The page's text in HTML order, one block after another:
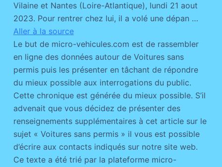
Vilaine et Nantes (Loire-Atlantique), lundi 21 aout
2023. Pour rentrer chez lui, il a volé une dépan …
Aller à la source
Le but de micro-vehicules.com est de rassembler
en ligne des données autour de Voitures sans
permis puis les présenter en tâchant de répondre
du mieux possible aux interrogations du public.
Cette chronique est générée du mieux possible. S’il
advenait que vous décidez de présenter des
renseignements supplémentaires à cet article sur le
sujet « Voitures sans permis » il vous est possible
d’écrire aux contacts indiqués sur notre site web.
Ce texte a été trié par la plateforme micro-